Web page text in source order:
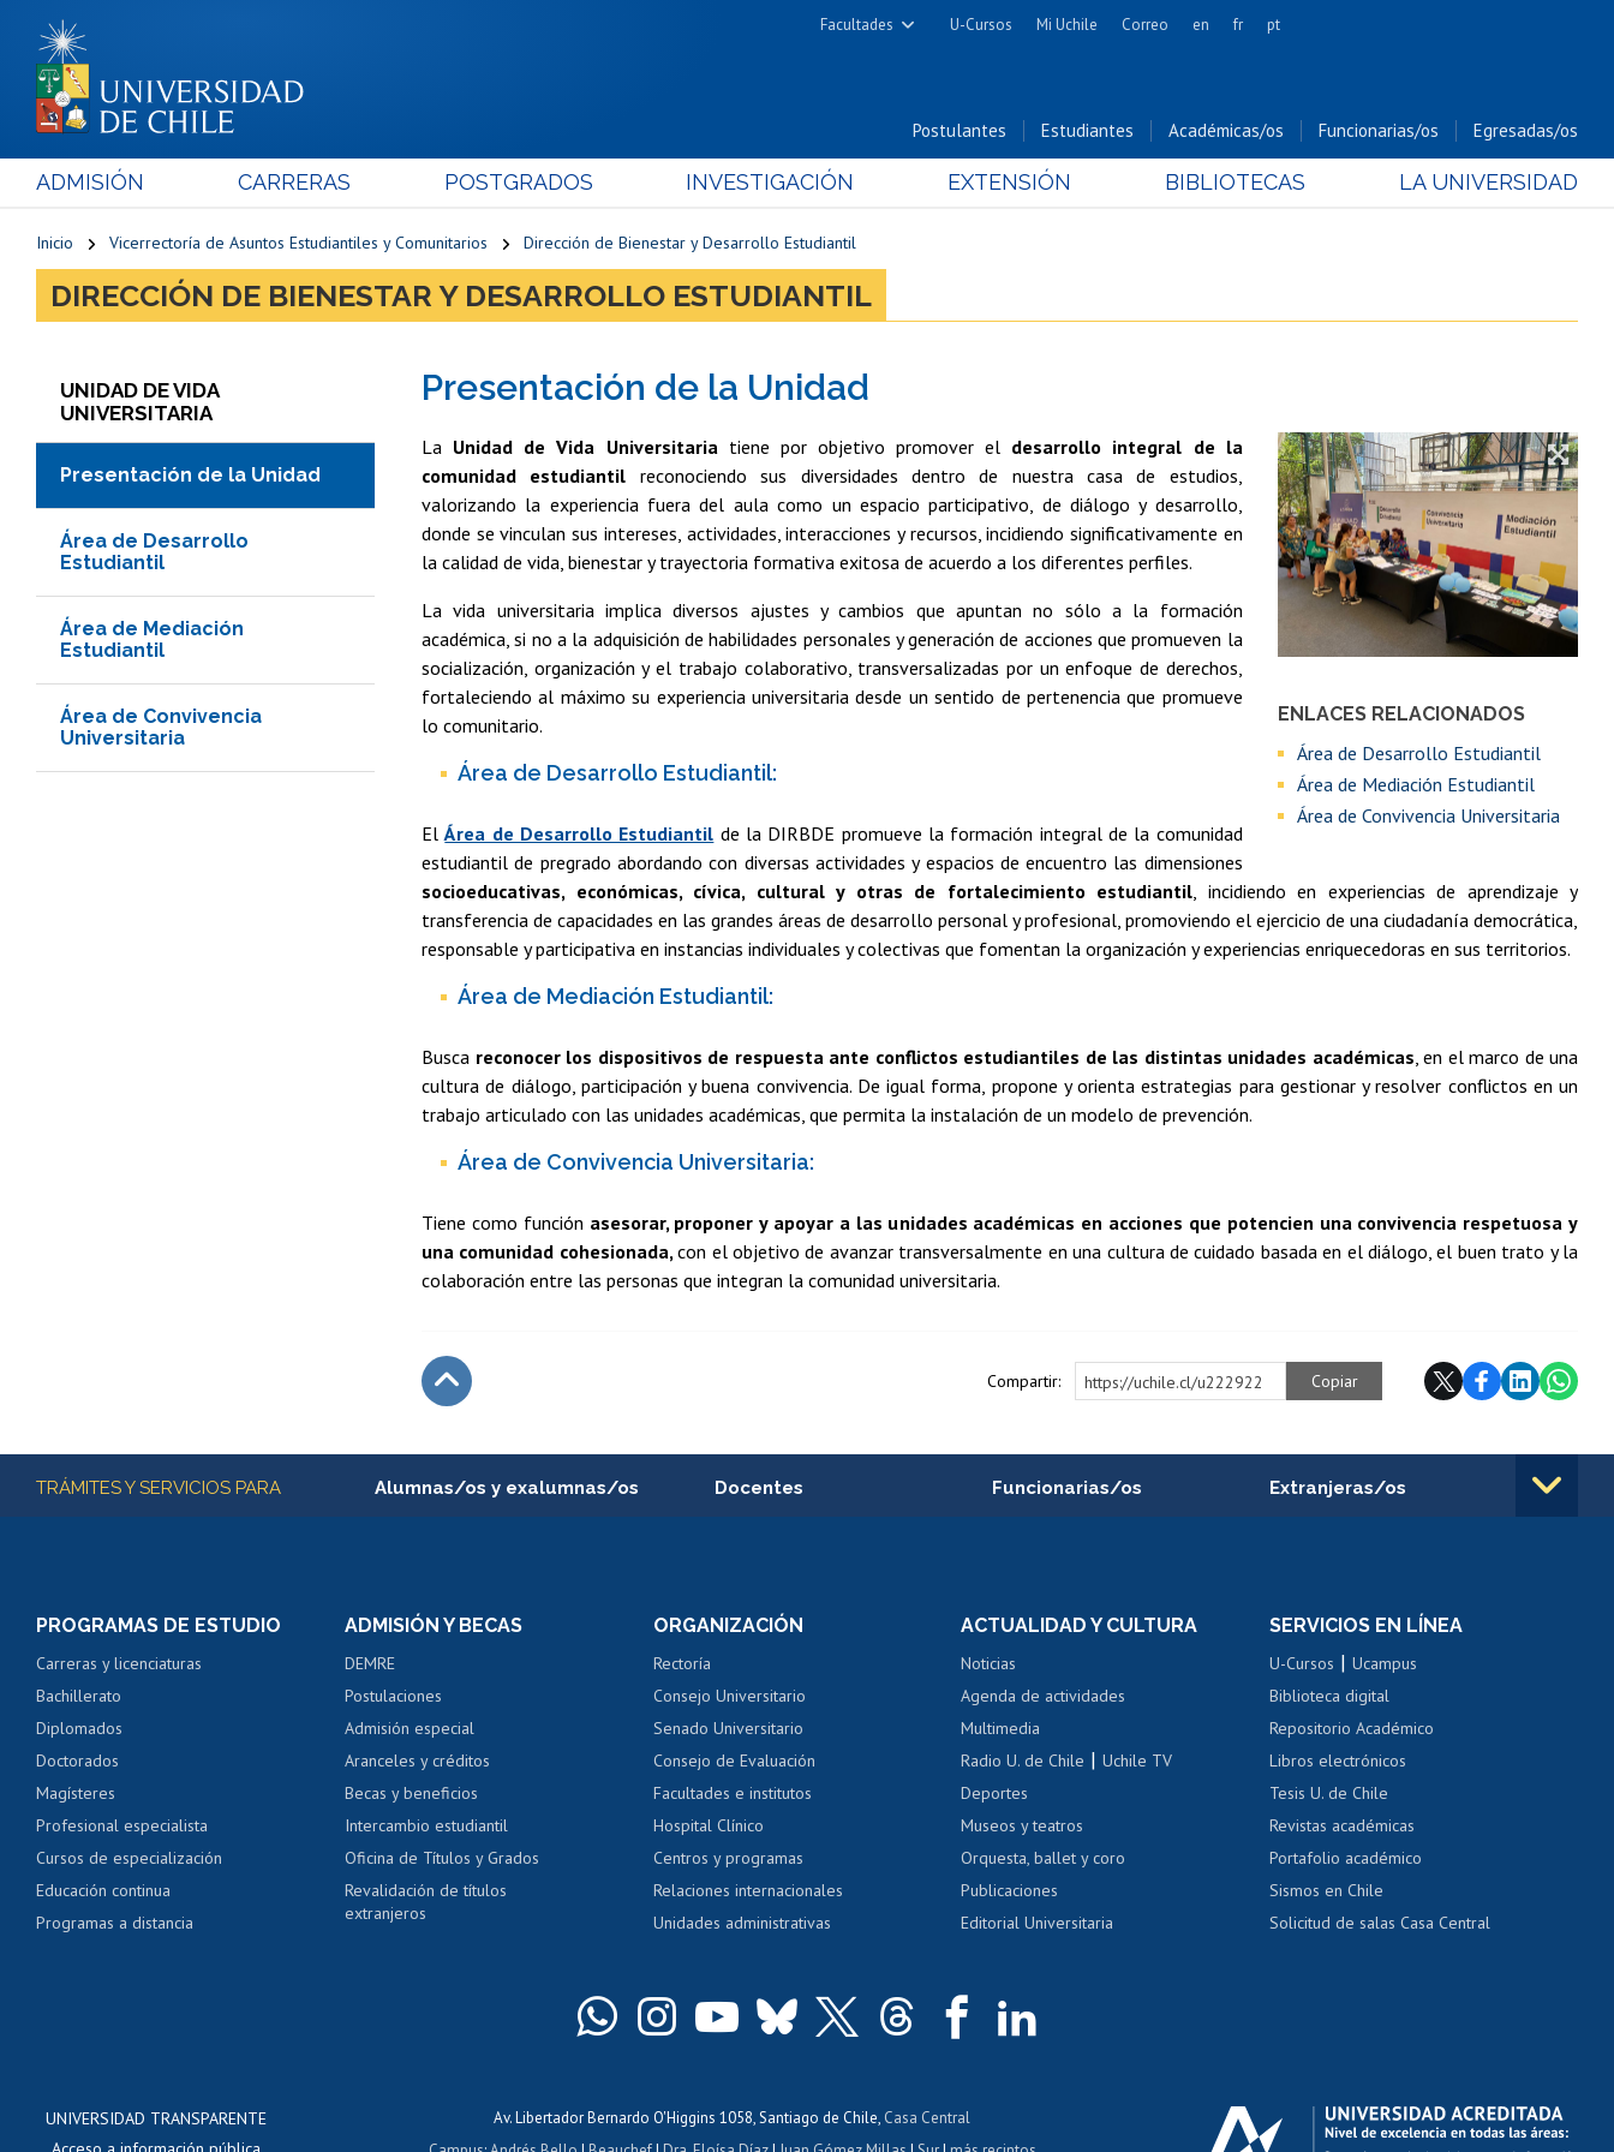
Facultades
Cs. Físicas y Matemáticas
Cs. Forestales y Conservación
Cs. Químicas y Farmacéuticas
Cs. Sociales
Filosofía y Humanidades
Estudios Avanzados en Educación
Alimentos
Hospital Clínico
U-Cursos Mi Uchile Correo en fr pt
Postulantes Estudiantes Académicas/os Funcionarias/os Egresadas/os
ADMISIÓN CARRERAS POSTGRADOS INVESTIGACIÓN EXTENSIÓN BIBLIOTECAS LA UNIVERSIDAD
Inicio Vicerrectoría de Asuntos Estudiantiles y Comunitarios Dirección de Bienestar y Desarrollo Estudiantil
DIRECCIÓN DE BIENESTAR Y DESARROLLO ESTUDIANTIL
UNIDAD DE VIDA
UNIVERSITARIA
Presentación de la Unidad
Área de Desarrollo
Estudiantil
Área de Mediación
Estudiantil
Área de Convivencia
Universitaria
Presentación de la Unidad
ENLACES RELACIONADOS
Área de Desarrollo Estudiantil
Área de Mediación Estudiantil
Área de Convivencia Universitaria
La Unidad de Vida Universitaria tiene por objetivo promover el desarrollo integral de la
comunidad estudiantil reconociendo sus diversidades dentro de nuestra casa de estudios,
valorizando la experiencia fuera del aula como un espacio participativo, de diálogo y desarrollo,
donde se vinculan sus intereses, actividades, interacciones y recursos, incidiendo significativamente en
la calidad de vida, bienestar y trayectoria formativa exitosa de acuerdo a los diferentes perfiles.
La vida universitaria implica diversos ajustes y cambios que apuntan no sólo a la formación
académica, si no a la adquisición de habilidades personales y generación de acciones que promueven la
socialización, organización y el trabajo colaborativo, transversalizadas por un enfoque de derechos,
fortaleciendo al máximo su experiencia universitaria desde un sentido de pertenencia que promueve
lo comunitario.
Área de Desarrollo Estudiantil:
ElÁrea de Desarrollo Estudiantil de la DIRBDE promueve la formación integral de la comunidad
estudiantil de pregrado abordando con diversas actividades y espacios de encuentro las dimensiones
socioeducativas, económicas, cívica, cultural y otras de fortalecimiento estudiantil , incidiendo en experiencias de aprendizaje y
transferencia de capacidades en las grandes áreas de desarrollo personal y profesional, promoviendo el ejercicio de una ciudadanía democrática,
responsable y participativa en instancias individuales y colectivas que fomentan la organización y experiencias enriquecedoras en sus territorios.
Área de Mediación Estudiantil:
Busca reconocer los dispositivos de respuesta ante conflictos estudiantiles de las distintas unidades académicas, en el marco de una
cultura de diálogo, participación y buena convivencia. De igual forma, propone y orienta estrategias para gestionar y resolver conflictos en un
trabajo articulado con las unidades académicas, que permita la instalación de un modelo de prevención.
Área de Convivencia Universitaria:
Tiene como función asesorar, proponer y apoyar a las unidades académicas en acciones que potencien una convivencia respetuosa y
una comunidad cohesionada,con el objetivo de avanzar transversalmente en una cultura de cuidado basada en el diálogo, el buen trato y la
colaboración entre las personas que integran la comunidad universitaria.
Compartir: https://uchile.cl/u222922 Copiar
Más información
TRÁMITES Y SERVICIOS PARA Alumnas/os y exalumnas/os
Servicio médico y dental
Pago de arancel y crédito alumnos
Pago de arancel y crédito exalumnos
Certificado de títulos y grados
Docentes
Perfeccionamiento
Evaluación docente
Calificación académica
Postulación al AUCAI
Funcionarias/os
Portal de movilidad interna
Certificado de renta
Certificado de renta
Extranjeras/os
Cursos de español
Mi Uchile Ayuda tecnológica Tarjeta TUI Acoso laboral, sexual y violencia Denuncias administrativas
PROGRAMAS DE ESTUDIO
Carreras y licenciaturas
Bachillerato
Diplomados
Doctorados
Magísteres
Profesional especialista
Cursos de especialización
Educación continua
Programas a distancia
ADMISIÓN Y BECAS
DEMRE
Postulaciones
Admisión especial
Aranceles y créditos
Becas y beneficios
Intercambio estudiantil
Oficina de Títulos y Grados
Revalidación de títulos
extranjeros
ORGANIZACIÓN
Rectoría
Consejo Universitario
Senado Universitario
Consejo de Evaluación
Facultades e institutos
Hospital Clínico
Centros y programas
Relaciones internacionales
Unidades administrativas
ACTUALIDAD Y CULTURA
Noticias
Agenda de actividades
Multimedia
Radio U. de Chile |Uchile TV
Deportes
Museos y teatros
Orquesta, ballet y coro
Publicaciones
Editorial Universitaria
SERVICIOS EN LÍNEA
U-Cursos |Ucampus
Biblioteca digital
Repositorio Académico
Libros electrónicos
Tesis U. de Chile
Revistas académicas
Portafolio académico
Sismos en Chile
Solicitud de salas Casa Central
UNIVERSIDAD TRANSPARENTE
Av. Libertador Bernardo O'Higgins 1058, Santiago de Chile, Casa Central